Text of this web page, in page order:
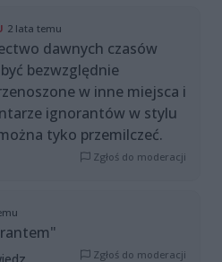
2 lata temu
dawnych czasów
bezwzględnie
w inne miejsca i
ignorantów w stylu
tyko przemilczeć.
Zgłoś do moderacji
Zgłoś do moderacji